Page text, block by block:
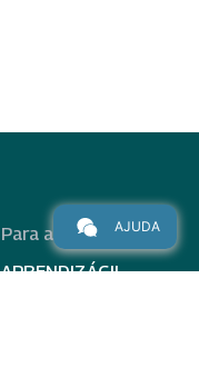
Para alunos
APRENDIZÁGIL
AJUDA